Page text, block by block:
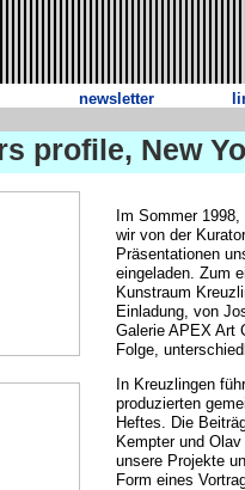
newsletter
profile, New
Im Sommer
wir von der
Präsentationen
eingeladen. Zum
Kunstraum
Einladung, von
Galerie APEX Art
Folge,
In Kreuzlingen
produzierten
Heftes. Die
Kempter und
unsere Projekte
Form eines